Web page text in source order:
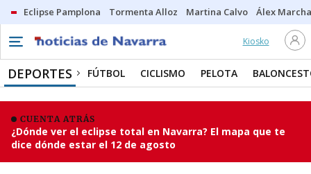
Eclipse Pamplona Tormenta Alloz Martina Calvo Álex
Kiosko
DEPORTES FÚTBOL CICLISMO PELOTA
CUENTA ATRÁS
¿Dónde ver el eclipse total en Navarra? El mapa que te
dice dónde estar el 12 de agosto